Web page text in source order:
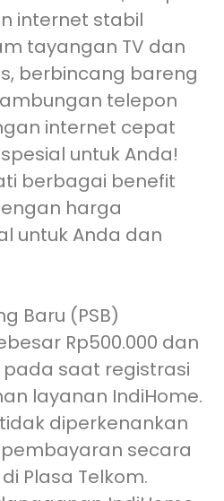
internet stabil
tayangan TV dan
berbincang bareng
telepon
internet cepat
untuk Anda!
berbagai benefit
harga
untuk Anda dan
Baru (PSB)
Rp500.000 dan
saat registrasi
layanan IndiHome.
diperkenankan
secara
Plasa Telkom.